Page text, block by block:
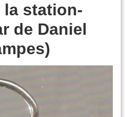
la station-
de Daniel